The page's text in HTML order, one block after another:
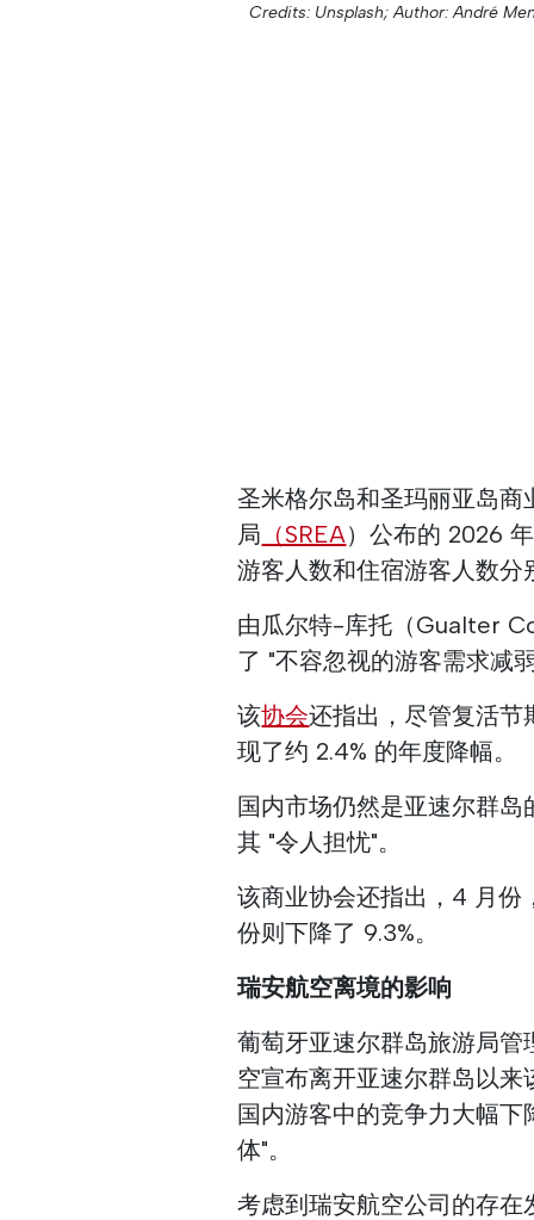
Credits: Unsplash; Author: André
圣米格尔岛和圣玛丽亚岛
局 （SREA）公布的 2026
游客人数和住宿游客人数分
由瓜尔特-库托（Gualter
了 "不容忽视的游客需求减
该协会还指出，尽管复活节
现了约 2.4% 的年度降幅。
国内市场仍然是亚速尔群
其 "令人担忧"。
该商业协会还指出，4 月份
份则下降了 9.3%。
瑞安航空离境的影响
葡萄牙亚速尔群岛旅游局
空宣布离开亚速尔群岛以
国内游客中的竞争力大幅
体"。
考虑到瑞安航空公司的存